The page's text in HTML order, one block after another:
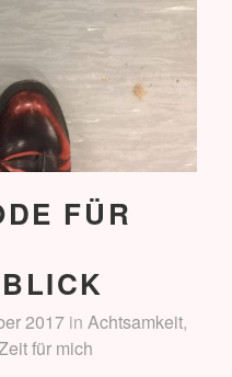
FÜR
2017 in Achtsamkeit,
für mich